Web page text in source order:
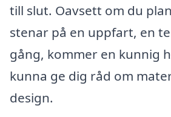
till slut. Oavsett om du
stenar på en uppfart, en
gång, kommer en kunnig
kunna ge dig råd om
design.